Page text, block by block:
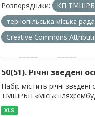
Розпорядники: КП
тернопільська міська рада
Creative Commons
50(51). Річні зведені
Набір містить річні
ТМШРБП
XLS